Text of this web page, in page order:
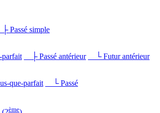
Passé simple
├ Passé antérieur
└ Futur antérieur
que-parfait
└ Passé
ème